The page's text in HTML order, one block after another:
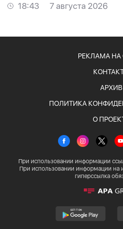
18:43
7 августа 2026
РЕКЛАМА НА
АРХИВ
ПОЛИТИКА
О
При использовании информации
При использовании информации на
гиперссылка